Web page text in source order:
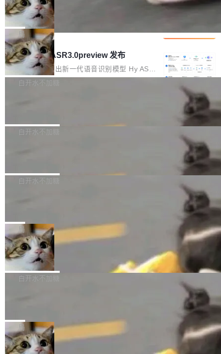
件之中，形成高度复杂的知识关联网络。传统的
代码检索手段（如关键词匹配、目录遍历）仅能
在语法层面完成文本定位，难以触及代码的语义
内涵与结构关联，导致开发者使用代码智能体在
理解大规模代码仓时面临显著"代码仓理解"瓶
颈。 代码仓深度理解服务（以下简称" CodeBas
e深度理解服务"）是华为云码道（CodeA...
数据。 王某2024年1月入职东城区某科技公司AI
短剧部门，有互联网大厂背景。在公司内部架构
调整期间，部门三次通知全员将数据从A集群迁
移到B集群，王某都回复了"收到"。 他没有迁移
数据。2024年9月3日下午4点，他使用此前登录
的账号密码进入A集群，输入了一条被程序员圈
称为"删库跑路"的命令——最高管理员权限、无
自研的多个文生3D和...
Cloudflare 分享推理优化实践：KV ca
che 量化 + 权重压缩，吞吐量提升 4
1%，成本降 30%
Kimi 和 GLM 是当前最强的大模型系列之一，但
它们有一个共同的问题：太吃显存了。月之暗面
的 Kimi K 系列和智谱的 GLM 都是长上下文、M
oE 架构的大模型，好用到让人上瘾，但 GPU 显
存永远不够用。 Cloudflare 的 Workers AI 团队
一直在跑这些模型的推理。他们在官方博客上发
整性保护。效果是：吞吐量提升 41%，每 token
局
腾讯混元 Hy ASR3.0preview 发布
腾讯混元正式推出新一代语音识别模型 Hy ASR
3.0preview。基于最新一代大语言模型 Hy3 的
让语音识别不再只是听清，而是真正听懂。通过
w 不要求标准普通话，方言识别覆盖粤语、吴语
白开水不加糖
新和少量网页兼容性修复版本。 Changes/fixe
容提供的字体时出现的几个问题 为避免音频加
质的最低采样率）的音频格式将被拒绝 修复了 C
SS 圆角虚线样式中可能存在的问题 如果表单中
的图像元素不在同一个子树中，则它们将不再关
联 加...
白开水不加糖
发布的 Release Notes，他利用 AI 工具（如 Co
最强的若干项。对于尚未正式发版的 PG 19，则
通过拉取过去一年内（从 PG 18 Beta1 时间点
至今）的所有 commit，同样交由 AI 分析提炼。
经过人工复核，准确度令人满意。这一方法也为
社区爱好者提供了高效跟踪新版本的思路。
白开水不加糖
维护工作一直与我的日常工作、家务、社交生活
和休闲娱乐竞争时间。" 这是 libexpat 维护者 S
ebastian Pipping 写在博客里的话。8 月 4 日，
他宣布了一个新消息：从 2026 年 8 月 1 日起，
他可以全职维护 libexpat 了，最长 6 个月。发
库之一。你的操作系统、浏览器、无数的基础设
施软件，很可能都在用它。而过去十年，维护它
的人一直在用业余...
局
Firefox 153.0.3 发布
Firefox 153.0.3 现已发布，具体更新内容如
下： New Smart Window 包含多项增强功能：
gi?id=2019042">Bug&nbsp;2019042</a>）</l
i> <li>现在，助手可以直接使用 Exa 的网络搜索
结果回答问题，而无需将问题转交给搜索引擎。
白开水不加糖
的 npm 包。项目的核心论点是：容器不适合 Ag
ent 计算。真正适合的，是 Isolate。 Cloudflare
工程师在这件事上没什么可谦虚的——他们用 W
局
OpenAI 公开邮件和聊天记录回应苹果